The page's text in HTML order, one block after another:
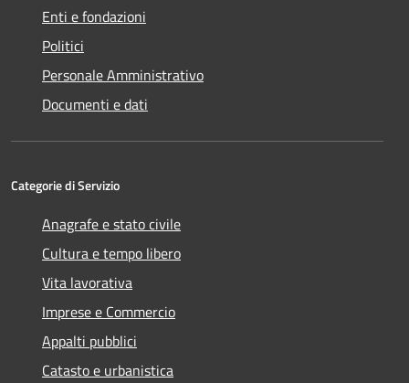
Enti e fondazioni
Politici
Personale Amministrativo
Documenti e dati
Categorie di Servizio
Anagrafe e stato civile
Cultura e tempo libero
Vita lavorativa
Imprese e Commercio
Appalti pubblici
Catasto e urbanistica